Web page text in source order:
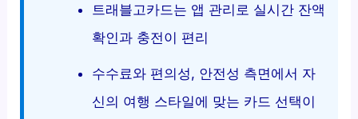
트래블고카드는 앱 관리로 실시간 잔액
확인과 충전이 편리
수수료와 편의성, 안전성 측면에서 자
신의 여행 스타일에 맞는 카드 선택이